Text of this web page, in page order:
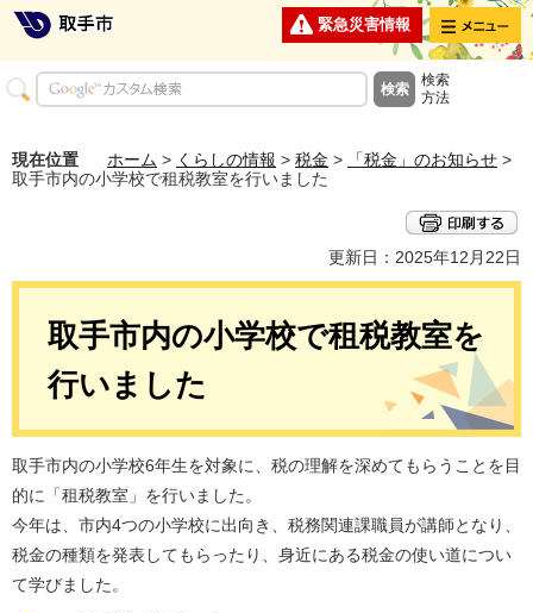
緊急災害情報 メニュー
検索
方法
現在位置 ホーム > くらしの情報 > 税金 > 「税金」のお知らせ >
取手市内の小学校で租税教室を行いました
更新日：2025年12月22日
取手市内の小学校で租税教室を
行いました
取手市内の小学校6年生を対象に、税の理解を深めてもらうことを目
的に「租税教室」を行いました。
今年は、市内4つの小学校に出向き、税務関連課職員が講師となり、
税金の種類を発表してもらったり、身近にある税金の使い道につい
て学びました。